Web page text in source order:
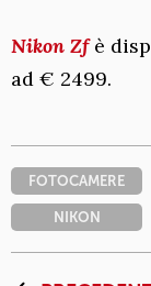
Nikon Zfè
ad € 2499.
FOTOCAMERE
NIKON